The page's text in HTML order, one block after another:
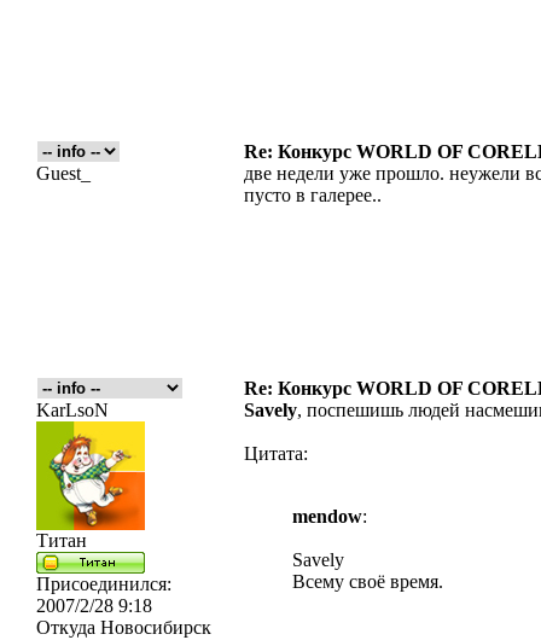
Re: Конкурс WORLD OF
Guest_
две недели уже прошло. неужели
пусто в галерее..
Re: Конкурс WORLD OF
KarLsoN
Титан
Присоединился:
2007/2/28 9:18
Откуда Новосибирск
Savely, поспешишь людей
Цитата:
mendow:
Savely
Всему своё время.